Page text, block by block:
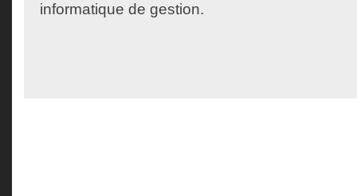
informatique de gestion.